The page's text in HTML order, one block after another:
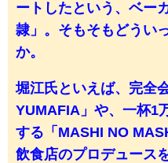
ートしたという、ベー
隷」。そもそもどうい
か。
堀江氏といえば、完全
YUMAFIA」や、一杯1
する「MASHI NO
飲食店のプロデュース